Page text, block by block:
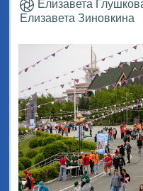
Елизавета
Елизавета Зиновкина